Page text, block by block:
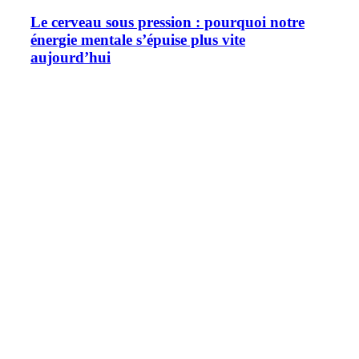
Le cerveau sous pression : pourquoi notre
énergie mentale s’épuise plus vite
aujourd’hui